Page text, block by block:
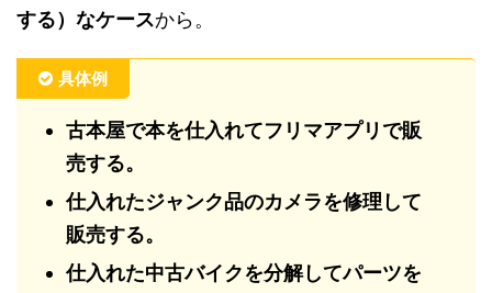
する）なケースから。
具体例
古本屋で本を仕入れてフリマアプリで販
売する。
仕入れたジャンク品のカメラを修理して
販売する。
仕入れた中古バイクを分解してパーツを